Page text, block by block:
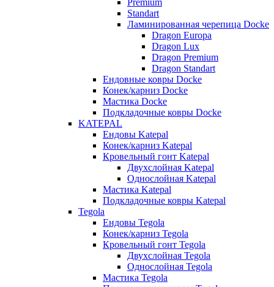
Premium
Standart
Ламинированная черепица Docke
Dragon Europa
Dragon Lux
Dragon Premium
Dragon Standart
Ендовные ковры Docke
Конек/карниз Docke
Мастика Docke
Подкладочные ковры Docke
KATEPAL
Ендовы Katepal
Конек/карниз Katepal
Кровельный гонт Katepal
Двухслойная Katepal
Однослойная Katepal
Мастика Katepal
Подкладочные ковры Katepal
Tegola
Ендовы Tegola
Конек/карниз Tegola
Кровельный гонт Tegola
Двухслойная Tegola
Однослойная Tegola
Мастика Tegola